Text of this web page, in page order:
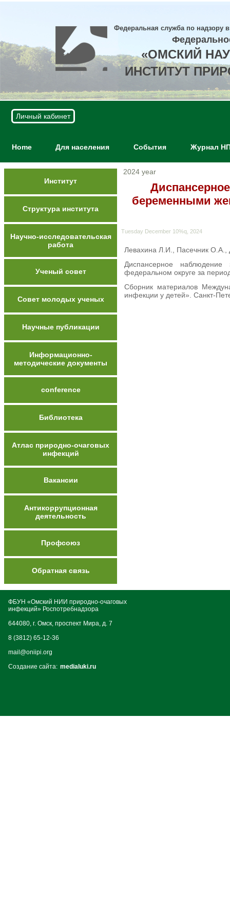
Федеральная служба по надзору
«ОМСКИЙ
ИНСТИТУТ
Личный кабинет
Home Для населения События Журнал
Институт
Структура института
Научно-исследовательская
работа
Ученый совет
Совет молодых ученых
Научные публикации
Информационно-
методические документы
conference
Библиотека
Атлас природно-очаговых
инфекций
Вакансии
Антикоррупционная
деятельность
Профсоюз
Обратная связь
2024 year
беременными
Tuesday December 10%q, 2024
Левахина Л.И., Пасечник О.А.,
Диспансерное
федеральном округе за
Сборник материалов
инфекции у детей». Санкт-
ФБУН «Омский НИИ природно-очаговых
инфекций» Роспотребнадзора
644080, г. Омск, проспект Мира, д. 7
8 (3812) 65-12-36
mail@oniipi.org
Создание сайта: medialuki.ru